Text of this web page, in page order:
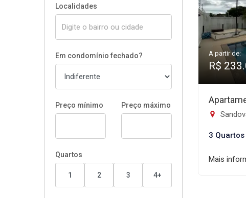
Localidades
Em condomínio fechado?
Preço mínimo Preço máximo
Quartos
1 2 3 4+
A partir de:
R$
3 Quartos
Mais